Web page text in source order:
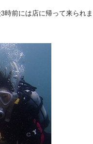
時前には店に帰って来られ